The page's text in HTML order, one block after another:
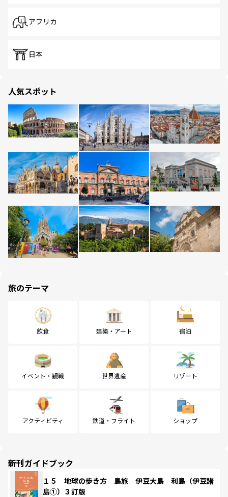
アフリカ
日本
人気スポット
旅のテーマ
飲食 建築・アート 宿泊
イベント・観戦 世界遺産 リゾート
アクティビティ 鉄道・フライト ショップ
新刊ガイドブック
１５ 地球の歩き方 島旅 伊豆大島 利島（伊豆諸
島①）３訂版